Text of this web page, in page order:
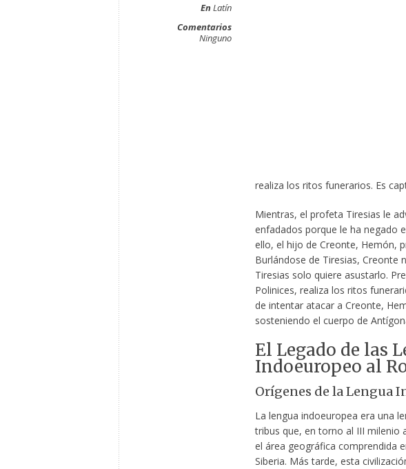
EnLatín
Comentarios
Ninguno
realiza los ritos funerarios. Es
Mientras, el profeta Tiresias le
enfadados porque le ha negado
ello, el hijo de Creonte, Hemón,
Burlándose de Tiresias, Creonte
Tiresias solo quiere asustarlo.
Polinices, realiza los ritos
de intentar atacar a Creonte,
sosteniendo el cuerpo de
El Legado de las
Indoeuropeo al
Orígenes de la Lengua
La lengua indoeuropea era una
tribus que, en torno al III milenio
el área geográfica comprendida
Siberia. Más tarde, esta